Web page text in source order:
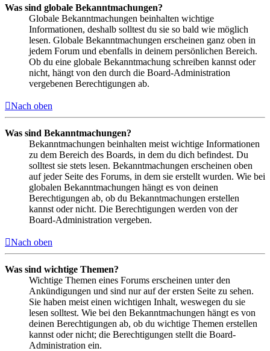
Was sind globale Bekanntmachungen?
Globale Bekanntmachungen beinhalten wichtige
Informationen, deshalb solltest du sie so bald wie möglich
lesen. Globale Bekanntmachungen erscheinen ganz oben in
jedem Forum und ebenfalls in deinem persönlichen Bereich.
Ob du eine globale Bekanntmachung schreiben kannst oder
nicht, hängt von den durch die Board-Administration
vergebenen Berechtigungen ab.
Nach oben
Was sind Bekanntmachungen?
Bekanntmachungen beinhalten meist wichtige Informationen
zu dem Bereich des Boards, in dem du dich befindest. Du
solltest sie stets lesen. Bekanntmachungen erscheinen oben
auf jeder Seite des Forums, in dem sie erstellt wurden. Wie bei
globalen Bekanntmachungen hängt es von deinen
Berechtigungen ab, ob du Bekanntmachungen erstellen
kannst oder nicht. Die Berechtigungen werden von der
Board-Administration vergeben.
Nach oben
Was sind wichtige Themen?
Wichtige Themen eines Forums erscheinen unter den
Ankündigungen und sind nur auf der ersten Seite zu sehen.
Sie haben meist einen wichtigen Inhalt, weswegen du sie
lesen solltest. Wie bei den Bekanntmachungen hängt es von
deinen Berechtigungen ab, ob du wichtige Themen erstellen
kannst oder nicht; die Berechtigungen stellt die Board-
Administration ein.